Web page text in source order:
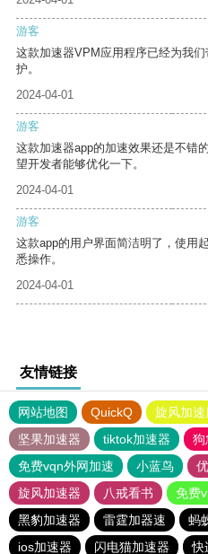
游客
这款加速器VPM应用程序已经为我
护。
2024-04-01
游客
这款加速器app的加速效果还是不错
望开发者能够优化一下。
2024-04-01
游客
这款app的用户界面简洁明了，使用
悉操作。
2024-04-01
友情链接
网站地图 QuickQ 旋风加速
坚果加速器
tiktok加速器
狗
免费vqn外网加速
小蓝鸟
旋风加速器
八戒看书
免费
黑豹加速器
雷霆加器速
蚂
ios加速器
闪电猫加速器 快